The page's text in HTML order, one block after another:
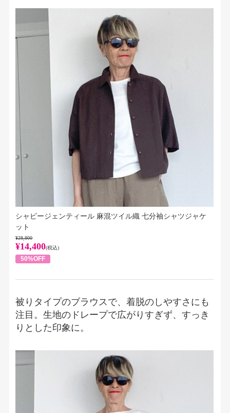
シャビージェンティール 麻混ツイル織 七分袖シャツジャケ
ット
¥28,800
¥14,400(税込)
50%OFF
被りタイプのブラウスで、着脱のしやすさにも
注目。生地のドレープで広がりすぎず、すっき
りとした印象に。